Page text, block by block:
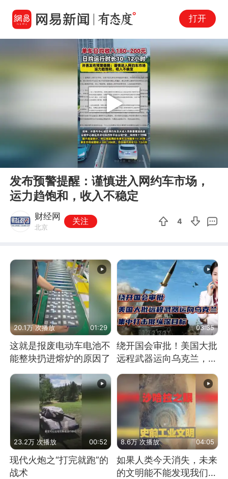
打开
00:00 00:11
Play
发布预警提醒：谨慎进入网约车市场，
运力趋饱和，收入不稳定
财经网
北京
关注 4
20.1万 次播放 01:29
这就是报废电动车电池不
能整块扔进熔炉的原因了
03:35
绕开国会审批！美国大批
远程武器运向乌克兰，集
中打击俄纵深目标
23.2万 次播放 00:52
现代火炮之“打完就跑”的
战术
8.6万 次播放 04:05
如果人类今天消失，未来
的文明能不能发现我们存